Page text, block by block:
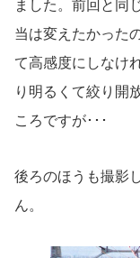
ました。前回と同
当は変えたかった
て高感度にしなけ
り明るくて絞り開
ころですが･･･
後ろのほうも撮影
ん。